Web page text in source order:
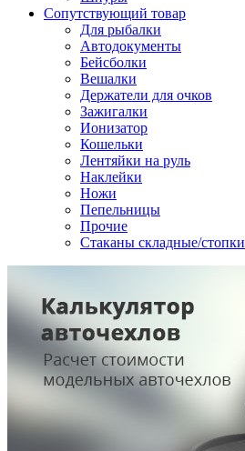
Сопутствующий товар
Для рыбалки
Автодокументы
Бейсболки
Вешалки
Держатели для очков
Зажигалки
Ионизатор
Кошельки
Лентяйки на руль
Наклейки
Ножи
Пепельницы
Прочие
Стаканы складные/стопки